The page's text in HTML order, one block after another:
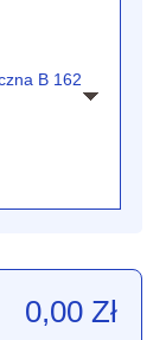
B 162
0,00 Zł